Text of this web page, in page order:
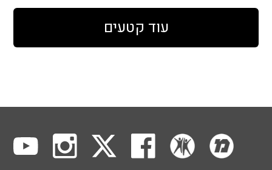
עוד קטעים